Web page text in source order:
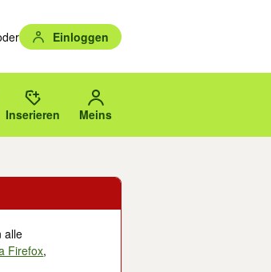
Einloggen
Eingabetaste auswählen.
Vorschläge mit den Pfeiltasten nach oben/
oder PLZ.
Inserieren Meins
alle
Firefox,